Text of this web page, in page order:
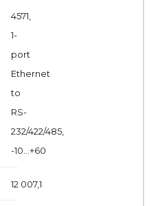
4571,
1-
port
Ethernet
to
RS-
232/422/485,
-10...+60
12 007,1